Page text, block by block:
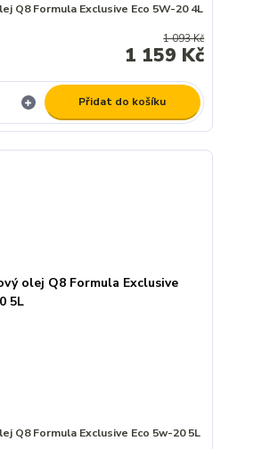
Q8 Formula Exclusive Eco 5W-20 4L
1 093 Kč
1 159 Kč
Přidat do košíku
Q8 Formula Exclusive Eco 5w-20 5L